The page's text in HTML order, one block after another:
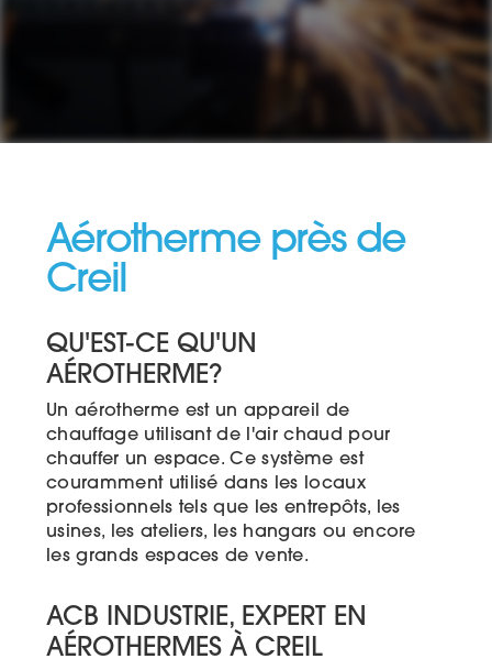
Aérotherme près de
Creil
QU'EST-CE QU'UN
AÉROTHERME?
Un aérotherme est un appareil de
chauffage utilisant de l'air chaud pour
chauffer un espace. Ce système est
couramment utilisé dans les locaux
professionnels tels que les entrepôts, les
usines, les ateliers, les hangars ou encore
les grands espaces de vente.
ACB INDUSTRIE, EXPERT EN
AÉROTHERMES À CREIL